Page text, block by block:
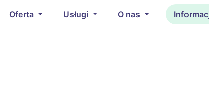
Oferta Usługi O nas